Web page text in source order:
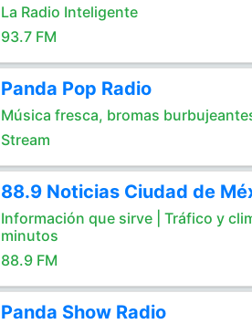
La Radio Inteligente
93.7 FM
Panda Pop Radio
Música fresca, bromas
Stream
88.9 Noticias Ciudad de
Información que sirve | Tráfico y
minutos
88.9 FM
Panda Show Radio